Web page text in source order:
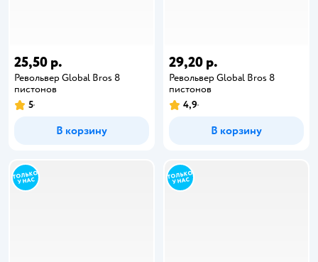
25,50 р.
Револьвер Global Bros 8
пистонов
5
В корзину
29,20 р.
Револьвер Global Bros 8
пистонов
4,9
В корзину